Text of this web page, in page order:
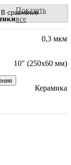
В сравнение
Показать
все
0,3 мкм
10" (250х60 мм)
Керамика